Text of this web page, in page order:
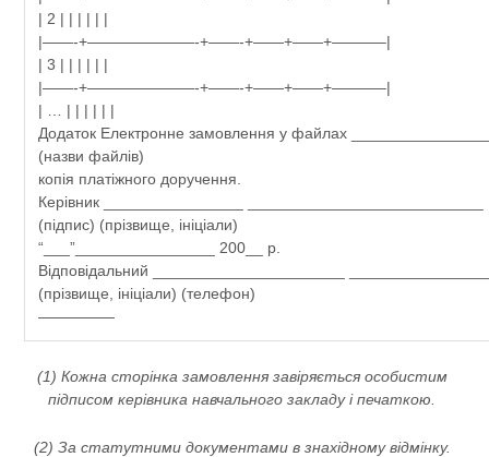
| 2 | | | | | |
|——-+———————-+——-+——+——+———–|
| 3 | | | | | |
|——-+———————-+——-+——+——+———–|
| … | | | | | |
Додаток Електронне замовлення у файлах
(назви файлів)
копія платіжного доручення.
Керівник ________________ ___________________________
(підпис) (прізвище, ініціали)
“___”________________ 200__ р.
Відповідальний ______________________
(прізвище, ініціали) (телефон)
—————
(1) Кожна сторінка замовлення завіряється особистим
підписом керівника навчального закладу і печаткою.
(2) За статутними документами в знахідному відмінку.